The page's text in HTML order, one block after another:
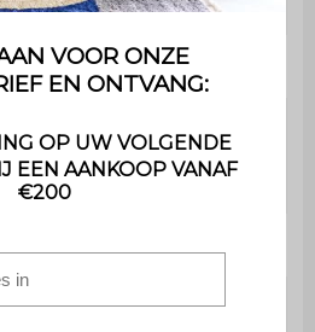
75 cm
110kg per plaats
De montage is heel